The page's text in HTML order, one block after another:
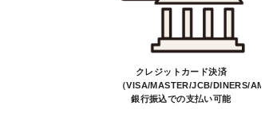
クレジットカード決済
（VISA/MASTER/JCB/DINERS/
銀行振込での支払い可能